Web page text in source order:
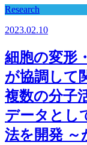
Research
2023.02.10
細胞の変形
が協調して
複数の分子
データとし
法を開発 ～